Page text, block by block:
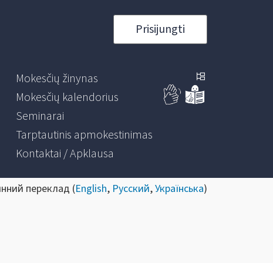
Prisijungti
Mokesčių žinynas
Mokesčių kalendorius
Seminarai
Tarptautinis apmokestinimas
Kontaktai / Apklausa
переклад (English, Русский,Українська)